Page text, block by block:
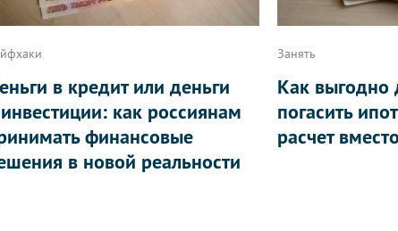
в кредит или деньги
как россиянам
финансовые
в новой реальности
Занять
Как выгодно
погасить
расчет